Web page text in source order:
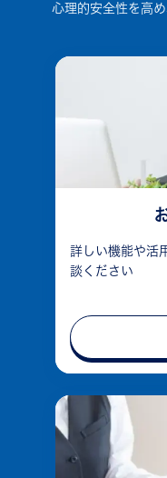
心理的安全性を高
詳しい機能や活
談ください